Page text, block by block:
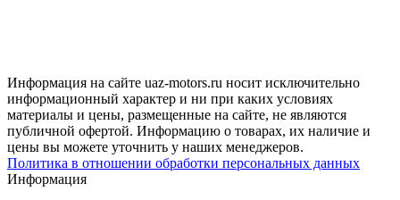
Информация на сайте uaz-motors.ru носит исключительно
информационный характер и ни при каких условиях
материалы и цены, размещенные на сайте, не являются
публичной офертой. Информацию о товарах, их наличие и
цены вы можете уточнить у наших менеджеров.
Политика в отношении обработки персональных данных
Информация